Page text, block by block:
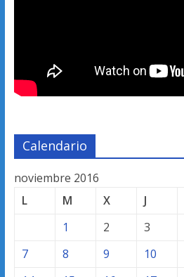
Calendario
noviembre 2016
L
M X J
1
2 3
7
8 9 10